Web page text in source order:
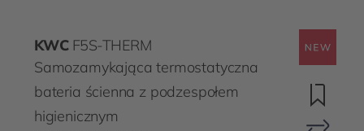
KWC F5S-THERM
Samozamykająca termostatyczna
bateria ścienna z podzespołem
higienicznym